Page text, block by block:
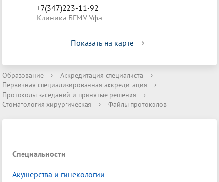
+7(347)223-11-92
Клиника БГМУ Уфа
Показать на карте
Образование › Аккредитация специалиста
›
Первичная специализированная аккредитация
›
Протоколы заседаний и принятые решения
›
Стоматология хирургическая
› Файлы протоколов
Специальности
Акушерства и гинекологии